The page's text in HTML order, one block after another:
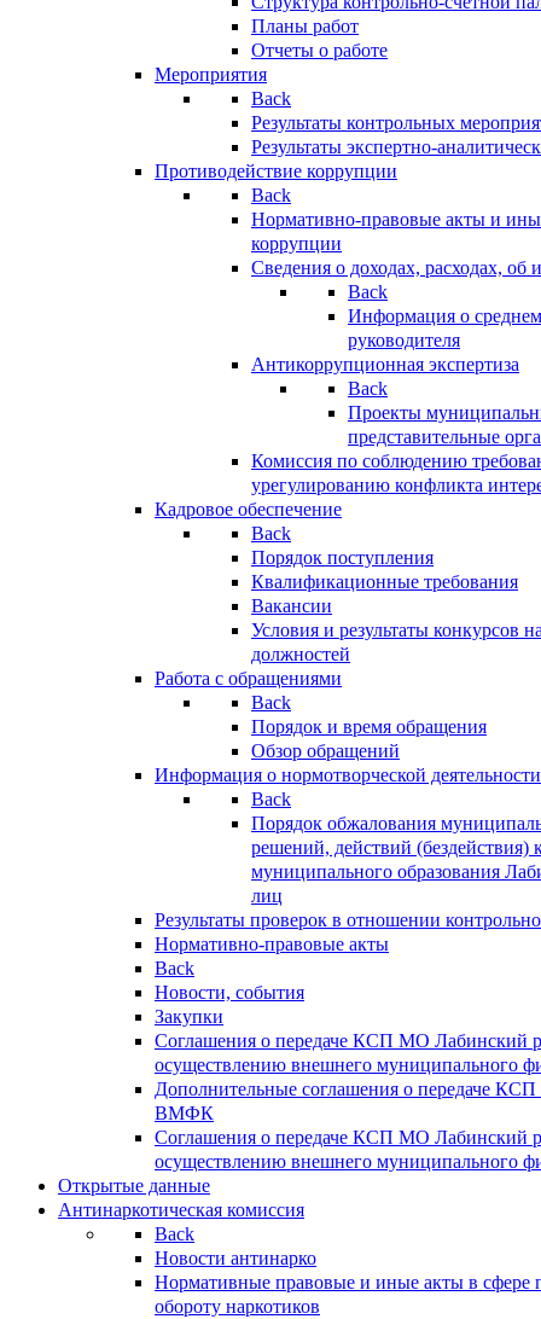
Планы работ
Отчеты о работе
Мероприятия
Back
Результаты контрольных
Результаты экспертно-
Противодействие коррупции
Back
Нормативно-правовые акты и
коррупции
Сведения о доходах, расходах, об
Back
Информация о
руководителя
Антикоррупционная экспертиза
Back
Проекты
представительные
Комиссия по соблюдению
урегулированию конфликта
Кадровое обеспечение
Back
Порядок поступления
Квалификационные требования
Вакансии
Условия и результаты конкурсов
должностей
Работа с обращениями
Back
Порядок и время обращения
Обзор обращений
Информация о нормотворческой деятельности
Back
Порядок обжалования
решений, действий (бездействия)
муниципального образования
лиц
Результаты проверок в отношении
Нормативно-правовые акты
Back
Новости, события
Закупки
Соглашения о передаче КСП МО Лабинский
осуществлению внешнего муниципального
Дополнительные соглашения о передаче
ВМФК
Соглашения о передаче КСП МО Лабинский
осуществлению внешнего муниципального
Открытые данные
Антинаркотическая комиссия
Back
Новости антинарко
Нормативные правовые и иные акты в сфере
обороту наркотиков